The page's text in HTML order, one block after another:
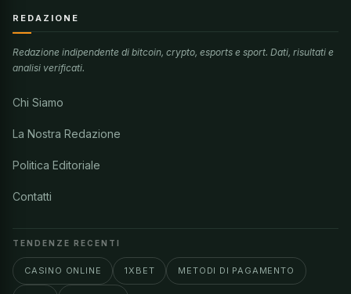
REDAZIONE
Redazione indipendente di bitcoin, crypto, esports e sport. Dati, risultati e
analisi verificati.
Chi Siamo
La Nostra Redazione
Politica Editoriale
Contatti
TENDENZE RECENTI
CASINO ONLINE 1XBET METODI DI PAGAMENTO